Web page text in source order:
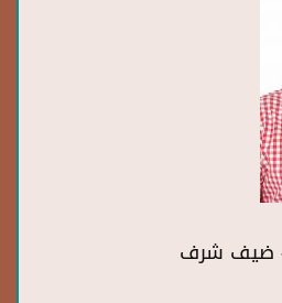
- ضيف شرف